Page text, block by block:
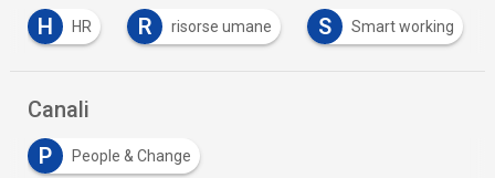
R
risorse umane S Smart working W
Canali
P
People & Change